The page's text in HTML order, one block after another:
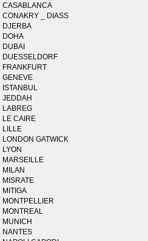
CASABLANCA
CONAKRY _ DIASS
DJERBA
DOHA
DUBAI
DUESSELDORF
FRANKFURT
GENEVE
ISTANBUL
JEDDAH
LABREG
LE CAIRE
LILLE
LONDON GATWICK
LYON
MARSEILLE
MILAN
MISRATE
MITIGA
MONTPELLIER
MONTREAL
MUNICH
NANTES